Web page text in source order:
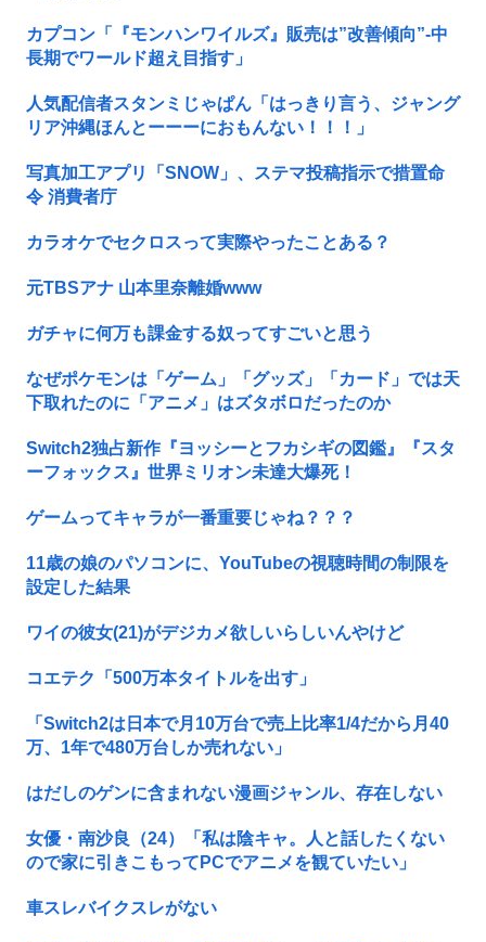
カプコン「『モンハンワイルズ』販売は”改善傾向”-中
長期でワールド超え目指す」
人気配信者スタンミじゃぱん「はっきり言う、ジャング
リア沖縄ほんとーーーにおもんない！！！」
写真加工アプリ「SNOW」、ステマ投稿指示で措置命
令 消費者庁
カラオケでセクロスって実際やったことある？
元TBSアナ 山本里奈離婚www
ガチャに何万も課金する奴ってすごいと思う
なぜポケモンは「ゲーム」「グッズ」「カード」では天
下取れたのに「アニメ」はズタボロだったのか
Switch2独占新作『ヨッシーとフカシギの図鑑』『スタ
ーフォックス』世界ミリオン未達大爆死！
ゲームってキャラが一番重要じゃね？？？
11歳の娘のパソコンに、YouTubeの視聴時間の制限を
設定した結果
ワイの彼女(21)がデジカメ欲しいらしいんやけど
コエテク「500万本タイトルを出す」
「Switch2は日本で月10万台で売上比率1/4だから月40
万、1年で480万台しか売れない」
はだしのゲンに含まれない漫画ジャンル、存在しない
女優・南沙良（24）「私は陰キャ。人と話したくない
ので家に引きこもってPCでアニメを観ていたい」
車スレバイクスレがない